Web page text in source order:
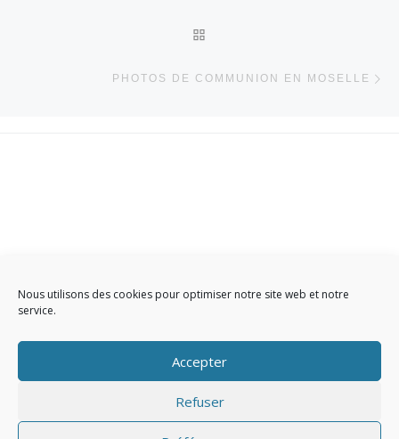
Nous utilisons des cookies pour optimiser notre site web et notre
service.
Accepter
Refuser
PHOTOS DE COMMUNION EN MOSELLE
Studio PHOTO Autrement Vu
Propulsé parWP– Réalisé avec theThème Customizr